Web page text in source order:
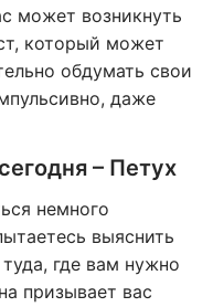
может возникнуть
который может
обдумать свои
даже
– Петух
немного
выяснить
где вам нужно
призывает вас